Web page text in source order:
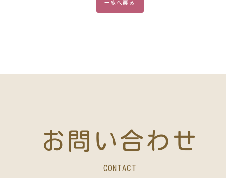
一覧 へ戻る
お問い合わせ
CONTACT